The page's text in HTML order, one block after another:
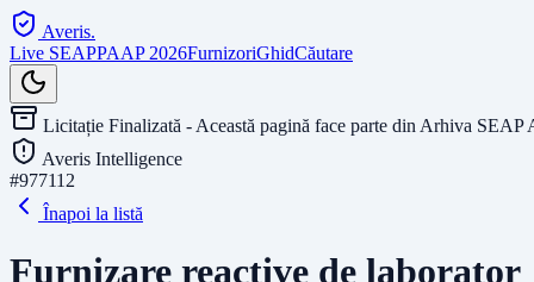
Averis.
Live SEAPPAAP 2026FurnizoriGhidCăutare
Licitație Finalizată - Această pagină face parte din Arhiva SEAP
Averis Intelligence
#977112
Înapoi la listă
Furnizare reactive de laborator